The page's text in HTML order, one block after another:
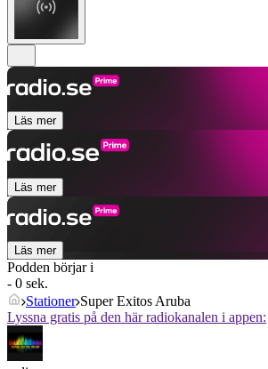
Läs mer
Läs mer
Läs mer
Podden börjar i
- 0 sek.
Stationer Super Exitos Aruba
Lyssna gratis på den här radiokanalen i appen: